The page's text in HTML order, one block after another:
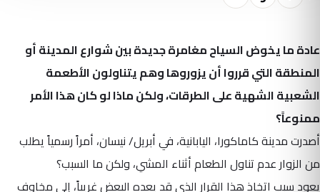
عادة ما يخوض السياح مغامرة جديدة بين شوارع المدينة أو
المنطقة التي قرروا أن يزوروها وهم يتناولون الأطعمة
الشعبية الشهية على الطرقات، ولكن ماذا لو كان هذا الأمر
ممنوعاً؟
أصدرت مدينة كاماكورا، اليابانية، في أبريل/ نيسان، أمراً رسمياً يطلب
من الزوار عدم تناول الطعام أثناء المشي، ولكن ما السبب؟
يعود سبب اتخاذ هذا القرار الذي قد يعده البعض غريباً، إلى مخاوف